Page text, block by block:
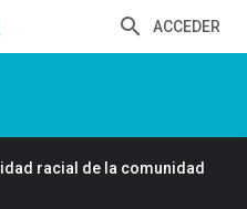
ACCEDER
racial de la comunidad